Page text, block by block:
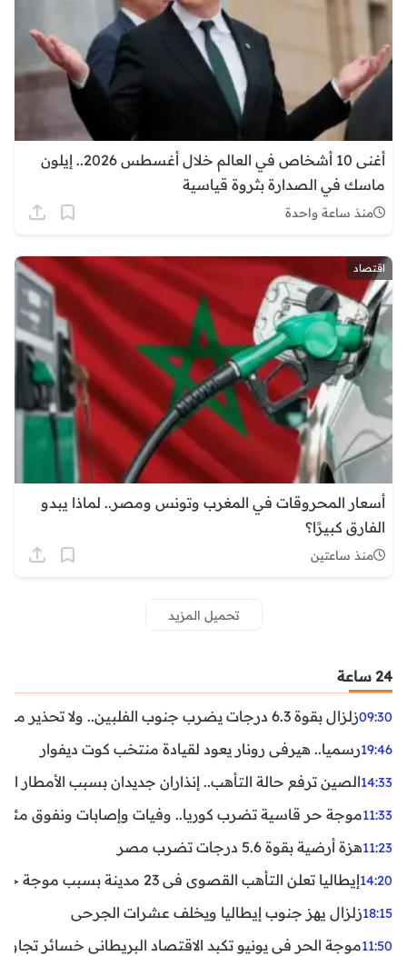
أغنى 10 أشخاص في العالم خلال أغسطس 2026.. إيلون
ماسك في الصدارة بثروة قياسية
منذ ساعة واحدة
اقتصاد
أسعار المحروقات في المغرب وتونس ومصر.. لماذا يبدو
الفارق كبيرًا؟
منذ ساعتين
تحميل المزيد
24 ساعة
09:30زلزال بقوة 6.3 درجات يضرب جنوب الفلبين.. ولا تحذير من تسونامي حتى الآن
19:46رسميا.. هيرفي رونار يعود لقيادة منتخب كوت ديفوار
14:33الصين ترفع حالة التأهب.. إنذاران جديدان بسبب الأمطار
11:33موجة حر قاسية تضرب كوريا.. وفيات وإصابات ونفوق مئات
11:23هزة أرضية بقوة 5.6 درجات تضرب مصر
14:20إيطاليا تعلن التأهب القصوى في 23 مدينة بسبب موجة حر شديدة
18:15زلزال يهز جنوب إيطاليا ويخلف عشرات الجرحى
11:50موجة الحر في يونيو تكبد الاقتصاد البريطاني خسائر تجاوزت 1.5 مليار